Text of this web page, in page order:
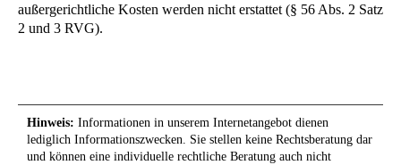
außergerichtliche Kosten werden nicht erstattet (§ 56 Abs. 2 Satz
2 und 3 RVG).
Hinweis: Informationen in unserem Internetangebot dienen
lediglich Informationszwecken. Sie stellen keine Rechtsberatung dar
und können eine individuelle rechtliche Beratung auch nicht